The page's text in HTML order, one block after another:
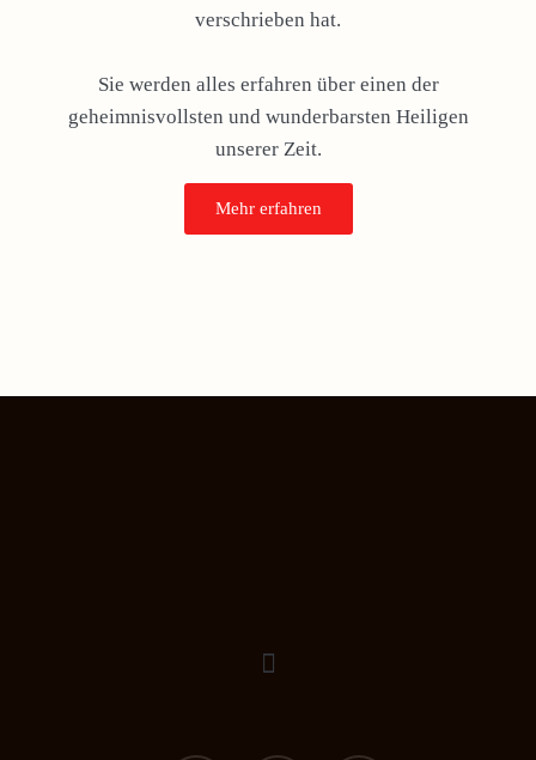
verschrieben hat.
Sie werden alles erfahren über einen der
geheimnisvollsten und wunderbarsten Heiligen
unserer Zeit.
Mehr erfahren